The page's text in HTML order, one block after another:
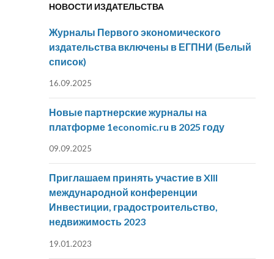
НОВОСТИ ИЗДАТЕЛЬСТВА
Журналы Первого экономического
издательства включены в ЕГПНИ (Белый
список)
16.09.2025
Новые партнерские журналы на
платформе 1economic.ru в 2025 году
09.09.2025
Приглашаем принять участие в XIII
международной конференции
Инвестиции, градостроительство,
недвижимость 2023
19.01.2023